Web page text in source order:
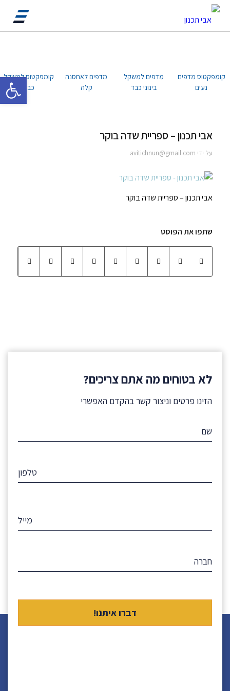
פתח
קומפקטוס מדפים
נעים
מדפים למשקל
בינוני כבד
מדפים לאחסנה
קלה
קומפקטוס למשקל
כבד
אבי תכנון – ספריית שדה בוקר
על ידי avitichnun@gmail.com
אבי תכנון – ספריית שדה בוקר
שתפו את הפוסט
לא בטוחים מה אתם צריכים?
הזינו פרטים וניצור קשר בהקדם האפשרי